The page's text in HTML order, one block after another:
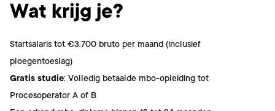
Wat krijg je?
Startsalaris tot €3.700 bruto per maand (inclusief
ploegentoeslag)
Gratis studie: Volledig betaalde mbo-opleiding tot
Procesoperator A of B